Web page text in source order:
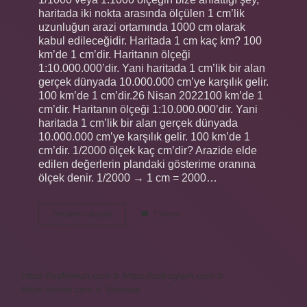
haritada iki nokta arasında ölçülen 1 cm’lik
uzunluğun arazi ortamında 1000 cm olarak
kabul edileceğidir. Haritada 1 cm kaç km? 100
km’de 1 cm’dir. Haritanın ölçeği
1:10.000.000’dir. Yani haritada 1 cm’lik bir alan
gerçek dünyada 10.000.000 cm’ye karşılık gelir.
100 km’de 1 cm’dir.26 Nisan 2022100 km’de 1
cm’dir. Haritanın ölçeği 1:10.000.000’dir. Yani
haritada 1 cm’lik bir alan gerçek dünyada
10.000.000 cm’ye karşılık gelir. 100 km’de 1
cm’dir. 1/2000 ölçek kaç cm’dir? Arazide elde
edilen değerlerin plandaki gösterime oranına
ölçek denir. 1/2000 → 1 cm = 2000…
Devamını okuyun
Haritada
2 Yorum
https://safderun.com.tr
https://sokoglam.com.tr
https://sinto.com.tr
Sitemap